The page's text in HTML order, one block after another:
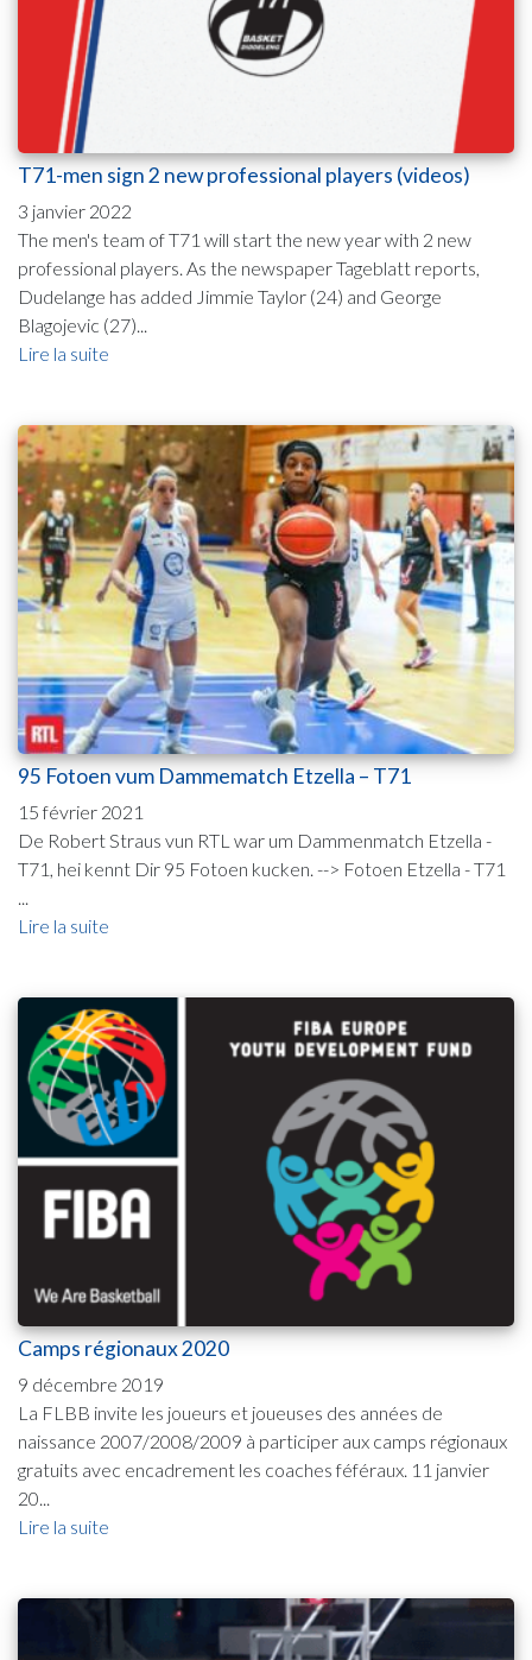
T71-men sign 2 new professional players (videos)
3 janvier 2022
The men's team of T71 will start the new year with 2 new
professional players. As the newspaper Tageblatt reports,
Dudelange has added Jimmie Taylor (24) and George
Blagojevic (27)...
Lire la suite
95 Fotoen vum Dammematch Etzella – T71
15 février 2021
De Robert Straus vun RTL war um Dammenmatch Etzella -
T71, hei kennt Dir 95 Fotoen kucken. --> Fotoen Etzella - T71
...
Lire la suite
Camps régionaux 2020
9 décembre 2019
La FLBB invite les joueurs et joueuses des années de
naissance 2007/2008/2009 à participer aux camps régionaux
gratuits avec encadrement les coaches féféraux. 11 janvier
20...
Lire la suite